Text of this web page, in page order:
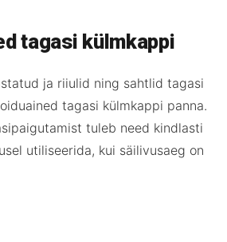
tagasi külmkappi
ja riiulid ning sahtlid tagasi
tagasi külmkappi panna.
tuleb need kindlasti
utiliseerida, kui säilivusaeg on